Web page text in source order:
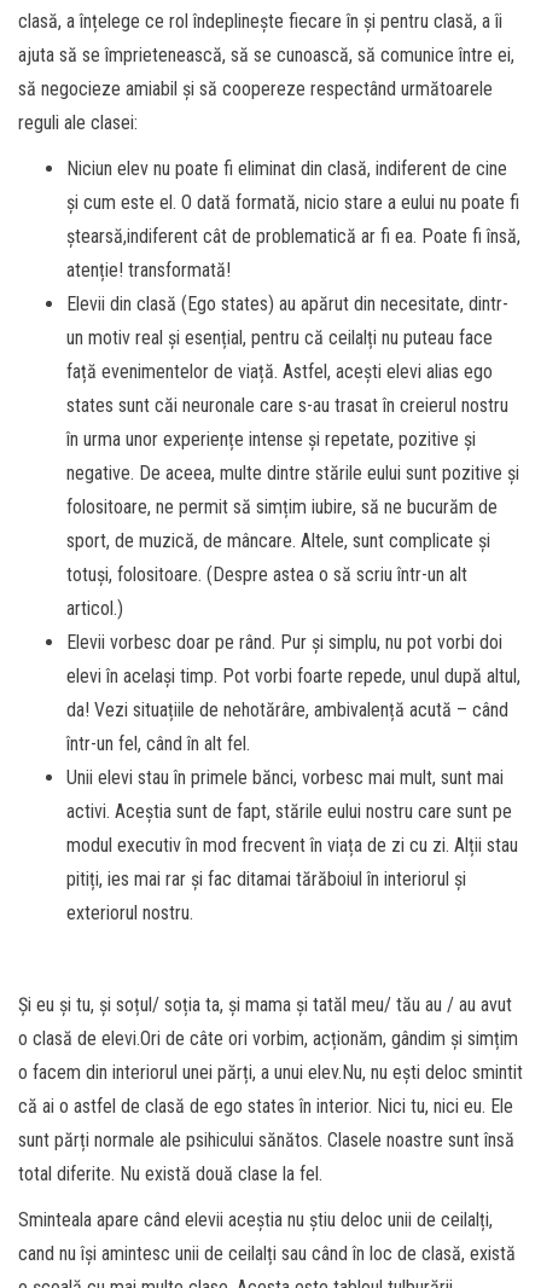
clasă, a înțelege ce rol îndeplinește fiecare în și pentru clasă, a îi
ajuta să se împrietenească, să se cunoască, să comunice între ei,
să negocieze amiabil și să coopereze respectând următoarele
reguli ale clasei:
Niciun elev nu poate fi eliminat din clasă, indiferent de cine
și cum este el. O dată formată, nicio stare a eului nu poate fi
ștearsă,indiferent cât de problematică ar fi ea. Poate fi însă,
atenție! transformată!
Elevii din clasă (Ego states) au apărut din necesitate, dintr-
un motiv real și esențial, pentru că ceilalți nu puteau face
față evenimentelor de viață. Astfel, acești elevi alias ego
states sunt căi neuronale care s-au trasat în creierul nostru
în urma unor experiențe intense și repetate, pozitive și
negative. De aceea, multe dintre stările eului sunt pozitive și
folositoare, ne permit să simțim iubire, să ne bucurăm de
sport, de muzică, de mâncare. Altele, sunt complicate și
totuși, folositoare. (Despre astea o să scriu într-un alt
articol.)
Elevii vorbesc doar pe rând. Pur și simplu, nu pot vorbi doi
elevi în același timp. Pot vorbi foarte repede, unul după altul,
da! Vezi situațiile de nehotărâre, ambivalență acută – când
într-un fel, când în alt fel.
Unii elevi stau în primele bănci, vorbesc mai mult, sunt mai
activi. Aceștia sunt de fapt, stările eului nostru care sunt pe
modul executiv în mod frecvent în viața de zi cu zi. Alții stau
pitiți, ies mai rar și fac ditamai tărăboiul în interiorul și
exteriorul nostru.
Și eu și tu, și soțul/ soția ta, și mama și tatăl meu/ tău au / au avut
o clasă de elevi.Ori de câte ori vorbim, acționăm, gândim și simțim
o facem din interiorul unei părți, a unui elev.Nu, nu ești deloc smintit
că ai o astfel de clasă de ego states în interior. Nici tu, nici eu. Ele
sunt părți normale ale psihicului sănătos. Clasele noastre sunt însă
total diferite. Nu există două clase la fel.
Sminteala apare când elevii aceștia nu știu deloc unii de ceilalți,
cand nu își amintesc unii de ceilalți sau când în loc de clasă, există